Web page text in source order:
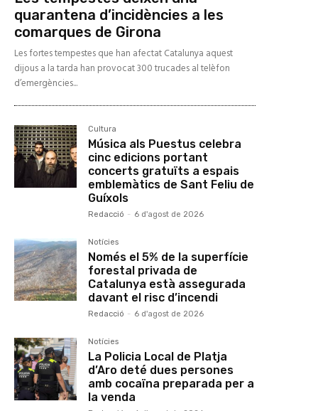
quarantena d’incidències a les
comarques de Girona
Les fortes tempestes que han afectat Catalunya aquest
dijous a la tarda han provocat 300 trucades al telèfon
d’emergències...
Cultura
Música als Puestus celebra
cinc edicions portant
concerts gratuïts a espais
emblemàtics de Sant Feliu de
Guíxols
Redacció - 6 d'agost de 2026
Notícies
Només el 5% de la superfície
forestal privada de
Catalunya està assegurada
davant el risc d’incendi
Redacció - 6 d'agost de 2026
Notícies
La Policia Local de Platja
d’Aro deté dues persones
amb cocaïna preparada per a
la venda